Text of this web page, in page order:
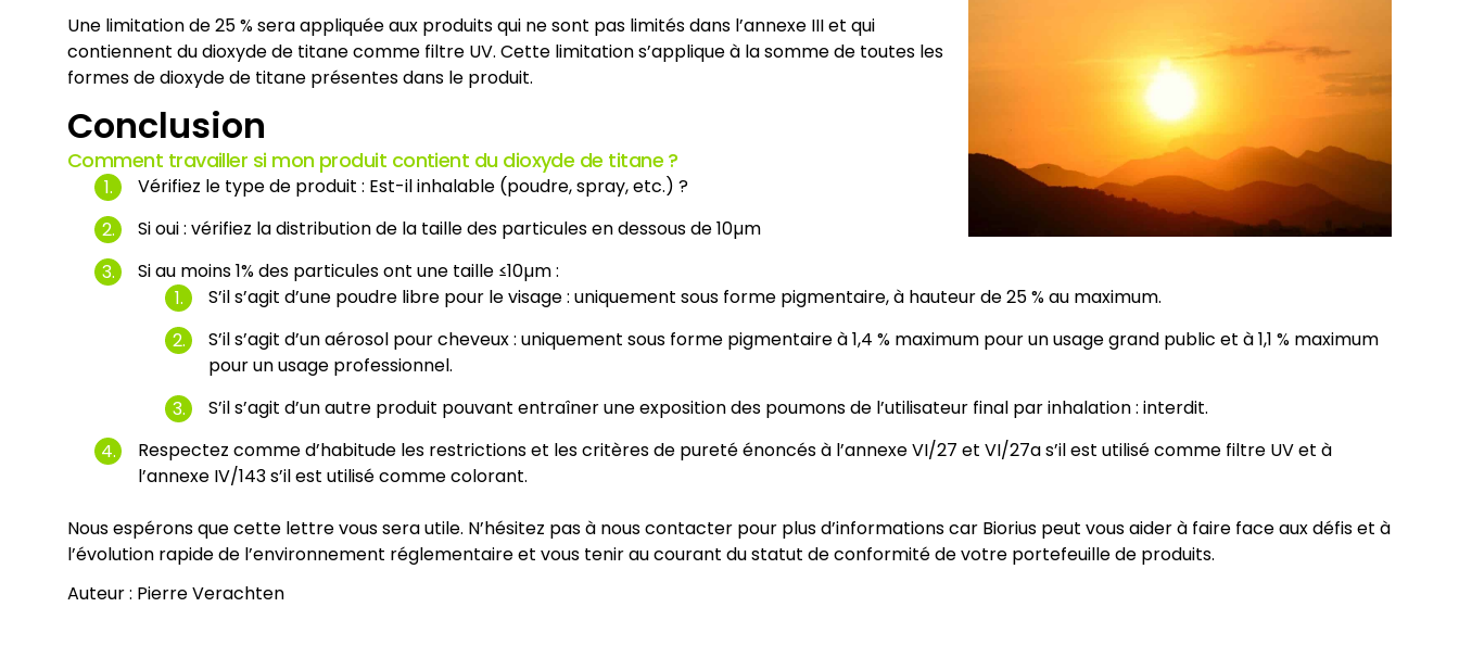
Une limitation de 25 % sera appliquée aux produits qui ne sont pas limités dans l’annexe III et qui
contiennent du dioxyde de titane comme filtre UV. Cette limitation s’applique à la somme de toutes les
formes de dioxyde de titane présentes dans le produit.
Conclusion
Comment travailler si mon produit contient du dioxyde de titane ?
Vérifiez le type de produit : Est-il inhalable (poudre, spray, etc.) ?
Si oui : vérifiez la distribution de la taille des particules en dessous de 10µm
Si au moins 1% des particules ont une taille ≤10µm :
S’il s’agit d’une poudre libre pour le visage : uniquement sous forme pigmentaire, à hauteur de 25 % au maximum.
S’il s’agit d’un aérosol pour cheveux : uniquement sous forme pigmentaire à 1,4 % maximum pour un usage grand public et à 1,1 % maximum
pour un usage professionnel.
S’il s’agit d’un autre produit pouvant entraîner une exposition des poumons de l’utilisateur final par inhalation : interdit.
Respectez comme d’habitude les restrictions et les critères de pureté énoncés à l’annexe VI/27 et VI/27a s’il est utilisé comme filtre UV et à
l’annexe IV/143 s’il est utilisé comme colorant.
Nous espérons que cette lettre vous sera utile. N’hésitez pas à nous contacter pour plus d’informations car Biorius peut vous aider à faire face aux défis et à
l’évolution rapide de l’environnement réglementaire et vous tenir au courant du statut de conformité de votre portefeuille de produits.
Auteur : Pierre Verachten